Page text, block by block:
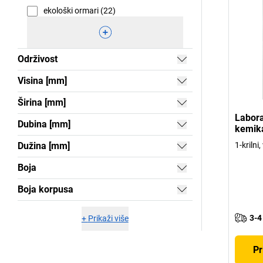
ekološki ormari (22)
Održivost
Visina [mm]
Širina [mm]
Dubina [mm]
Dužina [mm]
Boja
Boja korpusa
+ Prikaži više
1-krilni,
3-